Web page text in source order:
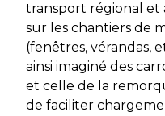
transport régional et
sur les chantiers de
(fenêtres, vérandas,
ainsi imaginé des
et celle de la
de faciliter